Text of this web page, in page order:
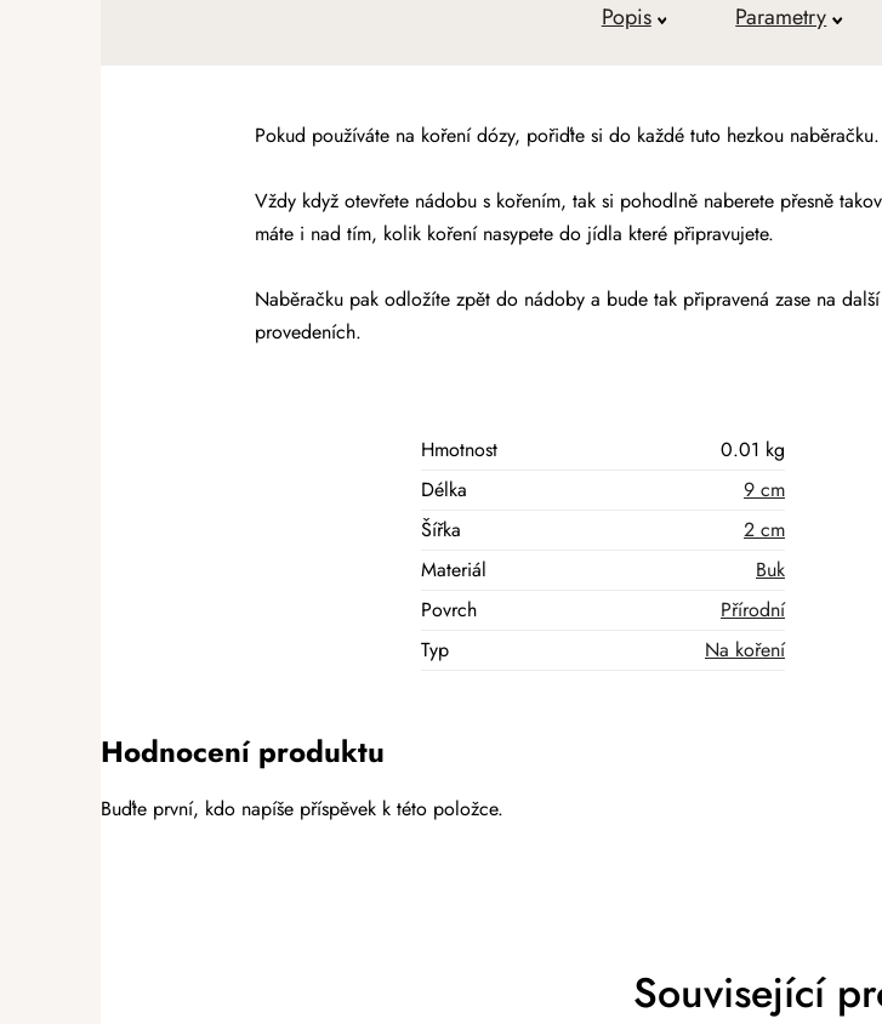
Popis Parametry
Pokud používáte na koření dózy, pořiďte si do každé tuto hezkou naběračku.
Vždy když otevřete nádobu s kořením, tak si pohodlně naberete přesně
máte i nad tím, kolik koření nasypete do jídla které připravujete.
Naběračku pak odložíte zpět do nádoby a bude tak připravená zase na
provedeních.
Hmotnost
0.01 kg
Délka
9 cm
Šířka
2 cm
Materiál
Buk
Povrch
Přírodní
Typ
Na koření
Hodnocení produktu
Buďte první, kdo napíše příspěvek k této položce.
Související